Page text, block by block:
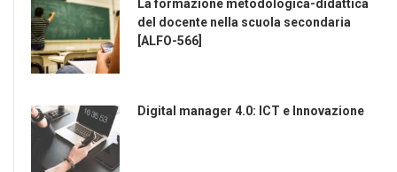
La formazione metodologica-didattica
del docente nella scuola secondaria
[ALFO-566]
Digital manager 4.0: ICT e Innovazione